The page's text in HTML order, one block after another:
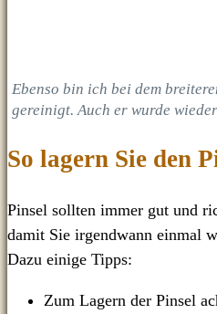
Ebenso bin ich bei dem
gereinigt. Auch er wurde
So lagern Sie den
Pinsel sollten immer gut und
damit Sie irgendwann einmal
Dazu einige Tipps:
Zum Lagern der Pinsel